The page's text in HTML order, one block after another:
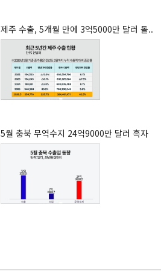
제주 수출, 5개월 만에 3억5000만 달러 돌..
5월 충북 무역수지 24억9000만 달러 흑자